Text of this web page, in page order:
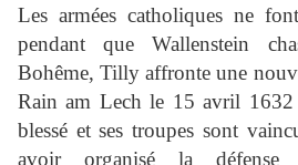
Les armées catholiques ne
pendant que Wallenstein
Bohême, Tilly affronte une
Rain am Lech le 15 avril
blessé et ses troupes sont
avoir organisé la défense